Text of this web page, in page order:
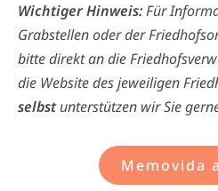
Wichtiger Hinweis:Für
Grabstellen oder der
bitte direkt an die
die Website des jeweiligen
selbstunterstützen wir Sie
Memovida